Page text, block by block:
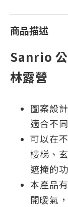
商品描述
Sanrio
林露營
圖案設
適合不
可以在
樓梯、
遮掩的
本產品
開暧氣